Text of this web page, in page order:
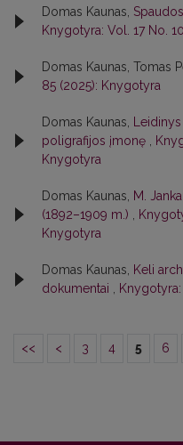
Domas Kaunas,
Knygotyra: Vol. 17 No.
Domas Kaunas, Tomas
85 (2025): Knygotyra
Domas Kaunas,
poligrafijos įmonę
Knygotyra
Domas Kaunas,
M.
(1892–1909 m.)
Knygotyra
Domas Kaunas,
Keli
dokumentai
<< < 3 4 5 6